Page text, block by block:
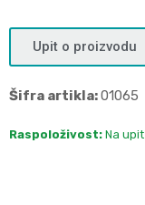
Upit o proizvodu
Šifra artikla:01065
Raspoloživost: Na upit